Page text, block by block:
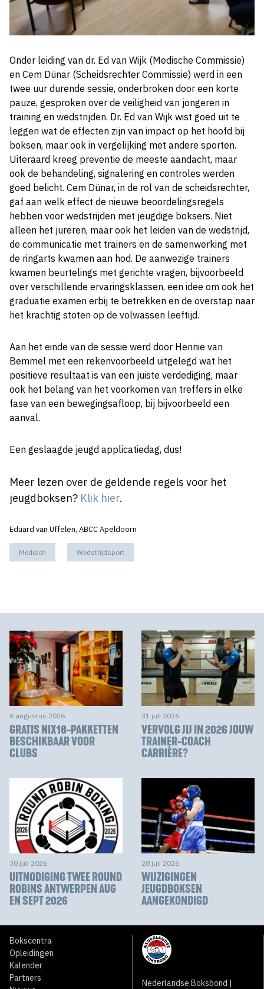
Onder leiding van dr. Ed van Wijk (Medische Commissie)
en Cem Dünar (Scheidsrechter Commissie) werd in een
twee uur durende sessie, onderbroken door een korte
pauze, gesproken over de veiligheid van jongeren in
training en wedstrijden. Dr. Ed van Wijk wist goed uit te
leggen wat de effecten zijn van impact op het hoofd bij
boksen, maar ook in vergelijking met andere sporten.
Uiteraard kreeg preventie de meeste aandacht, maar
ook de behandeling, signalering en controles werden
goed belicht. Cem Dünar, in de rol van de scheidsrechter,
gaf aan welk effect de nieuwe beoordelingsregels
hebben voor wedstrijden met jeugdige boksers. Niet
alleen het jureren, maar ook het leiden van de wedstrijd,
de communicatie met trainers en de samenwerking met
de ringarts kwamen aan hod. De aanwezige trainers
kwamen beurtelings met gerichte vragen, bijvoorbeeld
over verschillende ervaringsklassen, een idee om ook het
graduatie examen erbij te betrekken en de overstap naar
het krachtig stoten op de volwassen leeftijd.
Aan het einde van de sessie werd door Hennie van
Bemmel met een rekenvoorbeeld uitgelegd wat het
positieve resultaat is van een juiste verdediging, maar
ook het belang van het voorkomen van treffers in elke
fase van een bewegingsafloop, bij bijvoorbeeld een
aanval.
Een geslaagde jeugd applicatiedag, dus!
Meer lezen over de geldende regels voor het
jeugdboksen? Klik hier.
Eduard van Uffelen, ABCC Apeldoorn
Medisch Wedstrijdsport
6 augustus 2026
GRATIS NIX18-PAKKETTEN
BESCHIKBAAR VOOR
CLUBS
31 juli 2026
VERVOLG JIJ IN 2026 JOUW
TRAINER-COACH
CARRIÈRE?
30 juli 2026
UITNODIGING TWEE ROUND
ROBINS ANTWERPEN AUG
EN SEPT 2026
28 juli 2026
WIJZIGINGEN
JEUGDBOKSEN
AANGEKONDIGD
Bokscentra
Opleidingen
Kalender
Partners
Nederlandse Boksbond |